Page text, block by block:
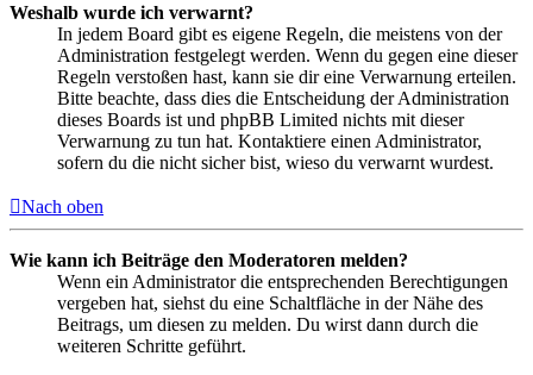
Weshalb wurde ich verwarnt?
In jedem Board gibt es eigene Regeln, die meistens von der
Administration festgelegt werden. Wenn du gegen eine dieser
Regeln verstoßen hast, kann sie dir eine Verwarnung erteilen.
Bitte beachte, dass dies die Entscheidung der Administration
dieses Boards ist und phpBB Limited nichts mit dieser
Verwarnung zu tun hat. Kontaktiere einen Administrator,
sofern du die nicht sicher bist, wieso du verwarnt wurdest.
Nach oben
Wie kann ich Beiträge den Moderatoren melden?
Wenn ein Administrator die entsprechenden Berechtigungen
vergeben hat, siehst du eine Schaltfläche in der Nähe des
Beitrags, um diesen zu melden. Du wirst dann durch die
weiteren Schritte geführt.